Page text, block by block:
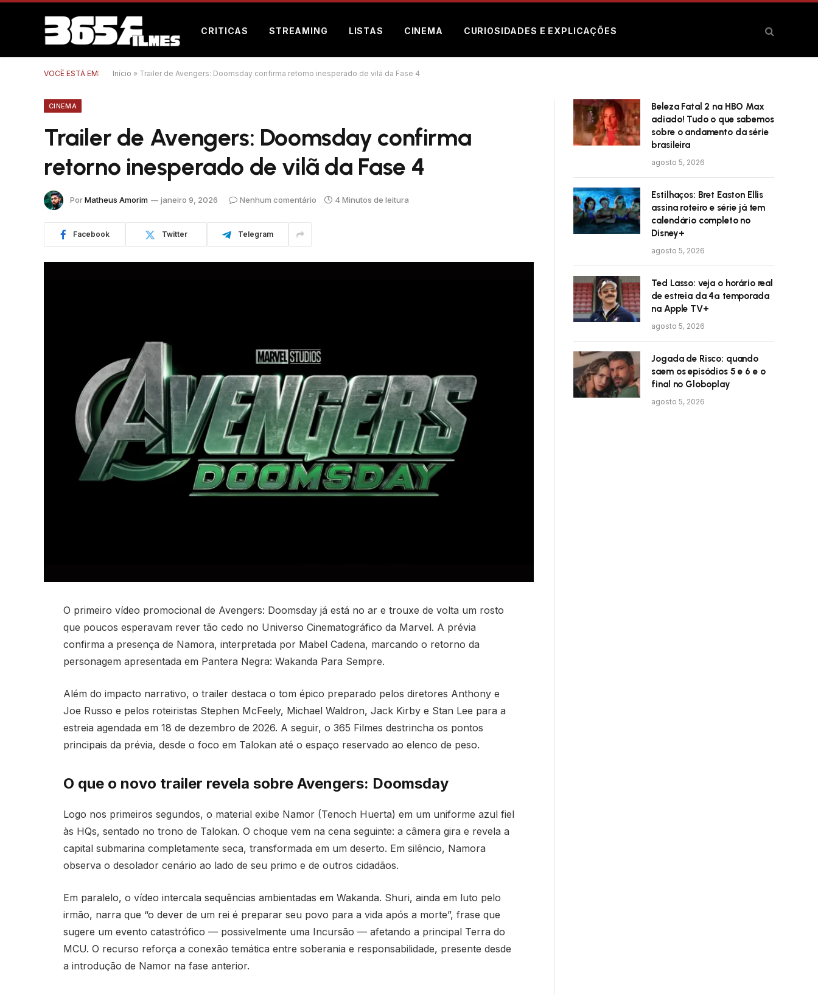
CRITICAS STREAMING LISTAS CINEMA CURIOSIDADES E EXPLICAÇÕES
VOCÊ ESTÁ EM: Início » Trailer de Avengers: Doomsday confirma retorno inesperado de vilã da Fase 4
CINEMA
Trailer de Avengers: Doomsday confirma
retorno inesperado de vilã da Fase 4
PorMatheus Amorim janeiro 9, 2026 Nenhum comentário 4 Minutos de leitura
Facebook Twitter Telegram
O primeiro vídeo promocional de Avengers: Doomsday já está no ar e trouxe de volta um rosto
que poucos esperavam rever tão cedo no Universo Cinematográfico da Marvel. A prévia
confirma a presença de Namora, interpretada por Mabel Cadena, marcando o retorno da
personagem apresentada em Pantera Negra: Wakanda Para Sempre.
Além do impacto narrativo, o trailer destaca o tom épico preparado pelos diretores Anthony e
Joe Russo e pelos roteiristas Stephen McFeely, Michael Waldron, Jack Kirby e Stan Lee para a
estreia agendada em 18 de dezembro de 2026. A seguir, o 365 Filmes destrincha os pontos
principais da prévia, desde o foco em Talokan até o espaço reservado ao elenco de peso.
O que o novo trailer revela sobre Avengers: Doomsday
Logo nos primeiros segundos, o material exibe Namor (Tenoch Huerta) em um uniforme azul fiel
às HQs, sentado no trono de Talokan. O choque vem na cena seguinte: a câmera gira e revela a
capital submarina completamente seca, transformada em um deserto. Em silêncio, Namora
observa o desolador cenário ao lado de seu primo e de outros cidadãos.
Em paralelo, o vídeo intercala sequências ambientadas em Wakanda. Shuri, ainda em luto pelo
irmão, narra que “o dever de um rei é preparar seu povo para a vida após a morte”, frase que
sugere um evento catastrófico — possivelmente uma Incursão — afetando a principal Terra do
MCU. O recurso reforça a conexão temática entre soberania e responsabilidade, presente desde
a introdução de Namor na fase anterior.
Beleza Fatal 2 na HBO Max
adiado! Tudo o que sabemos
sobre o andamento da série
brasileira
agosto 5, 2026
Estilhaços: Bret Easton Ellis
assina roteiro e série já tem
calendário completo no
Disney+
agosto 5, 2026
Ted Lasso: veja o horário real
de estreia da 4ª temporada
na Apple TV+
agosto 5, 2026
Jogada de Risco: quando
saem os episódios 5 e 6 e o
final no Globoplay
agosto 5, 2026